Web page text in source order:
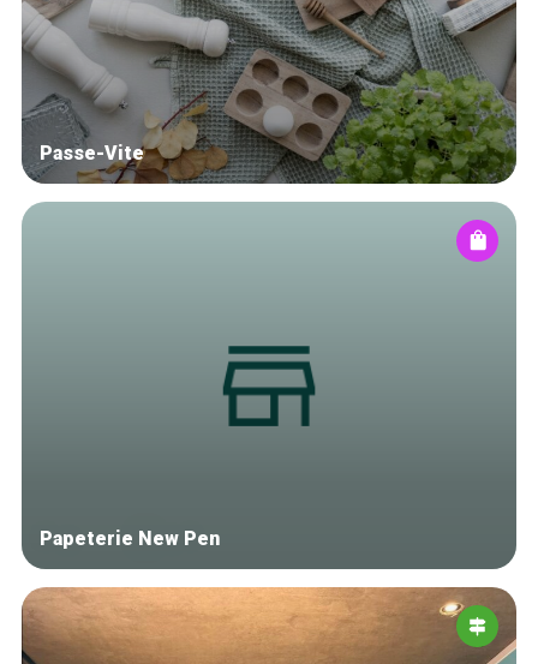
Tops 10
De ambachtslieden
Over ons
Passe-Vite
Papeterie New Pen